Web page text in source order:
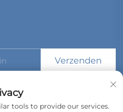
Verzenden
tools to provide our services.